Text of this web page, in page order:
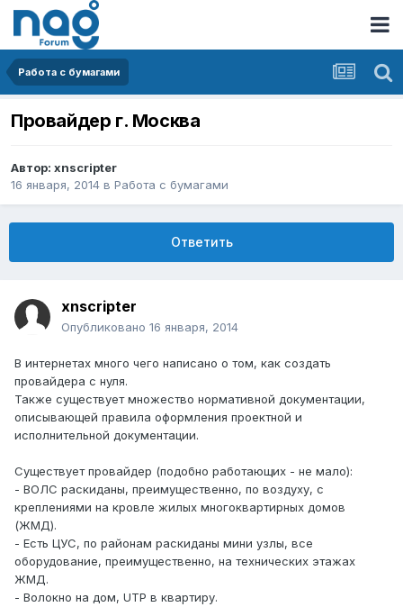
Работа с бумагами
Провайдер г. Москва
Автор: xnscripter
16 января, 2014 в Работа с бумагами
Ответить
xnscripter
Опубликовано 16 января, 2014
В интернетах много чего написано о том, как создать
провайдера с нуля.
Также существует множество нормативной документации,
описывающей правила оформления проектной и
исполнительной документации.
Существует провайдер (подобно работающих - не мало):
- ВОЛС раскиданы, преимущественно, по воздуху, с
креплениями на кровле жилых многоквартирных домов
(ЖМД).
- Есть ЦУС, по районам раскиданы мини узлы, все
оборудование, преимущественно, на технических этажах
ЖМД.
- Волокно на дом, UTP в квартиру.